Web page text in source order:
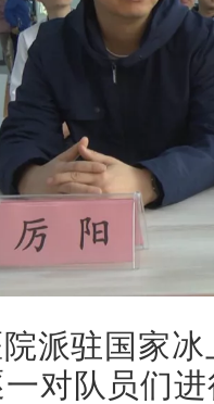
派驻国家
对队员们